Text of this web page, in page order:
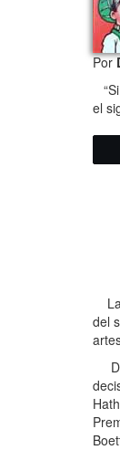
Por
el
La
del